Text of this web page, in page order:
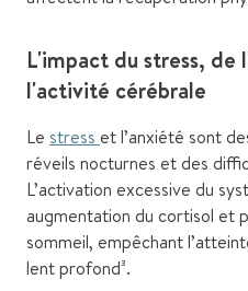
L'impact du stress,
l'activité cérébrale
Le stress et l’anxiété sont
réveils nocturnes et des
L’activation excessive du
augmentation du cortisol et
sommeil, empêchant
lent profond³.